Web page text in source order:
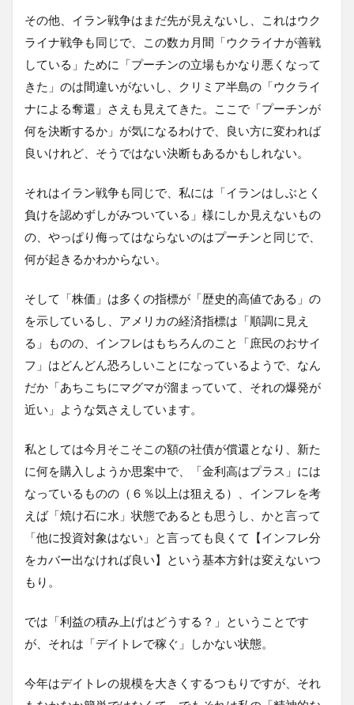
その他、イラン戦争はまだ先が見えないし、これはウク
ライナ戦争も同じで、この数カ月間「ウクライナが善戦
している」ために「プーチンの立場もかなり悪くなって
きた」のは間違いがないし、クリミア半島の「ウクライ
ナによる奪還」さえも見えてきた。ここで「プーチンが
何を決断するか」が気になるわけで、良い方に変われば
良いけれど、そうではない決断もあるかもしれない。
それはイラン戦争も同じで、私には「イランはしぶとく
負けを認めずしがみついている」様にしか見えないもの
の、やっぱり侮ってはならないのはプーチンと同じで、
何が起きるかわからない。
そして「株価」は多くの指標が「歴史的高値である」の
を示しているし、アメリカの経済指標は「順調に見え
る」ものの、インフレはもちろんのこと「庶民のおサイ
フ」はどんどん恐ろしいことになっているようで、なん
だか「あちこちにマグマが溜まっていて、それの爆発が
近い」ような気さえしています。
私としては今月そこそこの額の社債が償還となり、新た
に何を購入しようか思案中で、「金利高はプラス」には
なっているものの（６％以上は狙える）、インフレを考
えば「焼け石に水」状態であるとも思うし、かと言って
「他に投資対象はない」と言っても良くて【インフレ分
をカバー出なければ良い】という基本方針は変えないつ
もり。
では「利益の積み上げはどうする？」ということです
が、それは「デイトレで稼ぐ」しかない状態。
今年はデイトレの規模を大きくするつもりですが、それ